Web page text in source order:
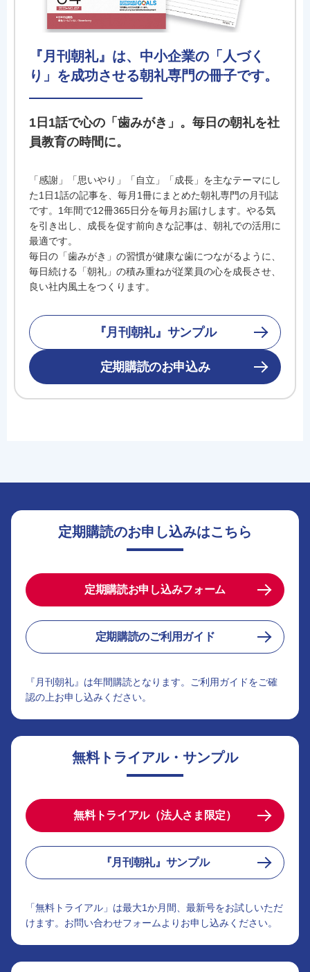
『月刊朝礼』は、中小企業の「人づく
り」を成功させる朝礼専門の冊子です。
1日1話で心の「歯みがき」。毎日の朝礼を社
員教育の時間に。
「感謝」「思いやり」「自立」「成長」を主なテーマにし
た1日1話の記事を、毎月1冊にまとめた朝礼専門の月刊誌
です。1年間で12冊365日分を毎月お届けします。やる気
を引き出し、成長を促す前向きな記事は、朝礼での活用に
最適です。
毎日の「歯みがき」の習慣が健康な歯につながるように、
毎日続ける「朝礼」の積み重ねが従業員の心を成長させ、
良い社内風土をつくります。
『月刊朝礼』サンプル
定期購読のお申込み
定期購読のお申し込みはこちら
定期購読お申し込みフォーム
定期購読のご利用ガイド
『月刊朝礼』は年間購読となります。ご利用ガイドをご確
認の上お申し込みください。
無料トライアル・サンプル
無料トライアル（法人さま限定）
『月刊朝礼』サンプル
「無料トライアル」は最大1か月間、最新号をお試しいただ
けます。お問い合わせフォームよりお申し込みください。